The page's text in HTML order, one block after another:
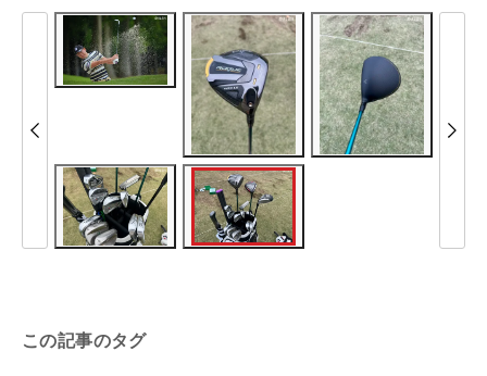
この記事のタグ